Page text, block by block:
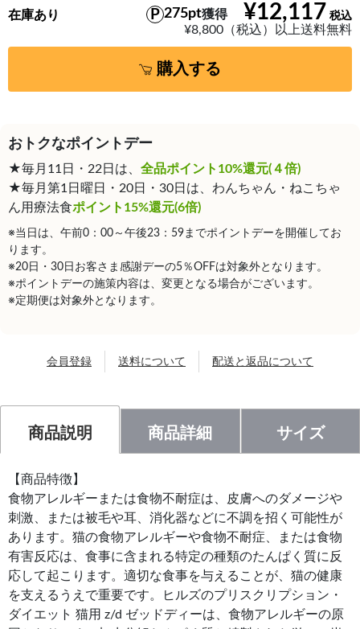
¥12,117
275pt獲得
¥8,800（税込）以上送料無料
在庫あり
購入する
おトクなポイントデー
★毎月11日・22日は、 全品ポイント10%還元(４倍)
★毎月第1日曜日・20日・30日は、わんちゃん・ねこちゃ
ん用療法食ポイント15%還元(6倍)
※当日は、午前0：00～午後23：59までポイントデーを開催してお
ります。
※20日・30日お客さま感謝デーの5％OFFは対象外となります。
※ポイントデーの施策内容は、変更となる場合がございます。
※定期便は対象外となります。
会員登録 送料について 配送と返品について
商品説明 商品詳細 サイズ
【商品特徴】
食物アレルギーまたは食物不耐症は、皮膚へのダメージや
刺激、または被毛や耳、消化器などに不調を招く可能性が
あります。猫の食物アレルギーや食物不耐症、または食物
有害反応は、食事に含まれる特定の種類のたんぱく質に反
応して起こります。適切な食事を与えることが、猫の健康
を支えるうえで重要です。ヒルズのプリスクリプション・
ダイエット 猫用 z/d ゼッドディーは、食物アレルギーの原